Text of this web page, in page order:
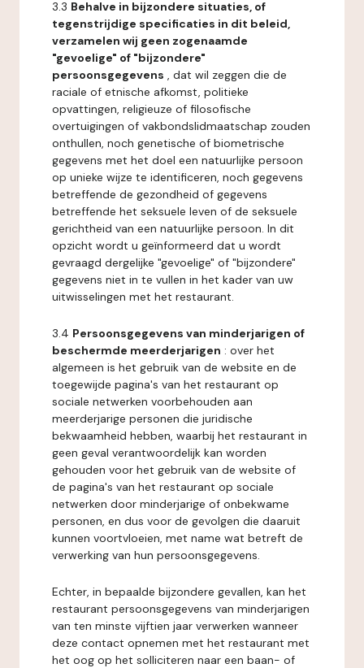
3.3 Behalve in bijzondere situaties, of
tegenstrijdige specificaties in dit beleid,
verzamelen wij geen zogenaamde
"gevoelige" of "bijzondere"
persoonsgegevens , dat wil zeggen die de
raciale of etnische afkomst, politieke
opvattingen, religieuze of filosofische
overtuigingen of vakbondslidmaatschap zouden
onthullen, noch genetische of biometrische
gegevens met het doel een natuurlijke persoon
op unieke wijze te identificeren, noch gegevens
betreffende de gezondheid of gegevens
betreffende het seksuele leven of de seksuele
gerichtheid van een natuurlijke persoon. In dit
opzicht wordt u geïnformeerd dat u wordt
gevraagd dergelijke "gevoelige" of "bijzondere"
gegevens niet in te vullen in het kader van uw
uitwisselingen met het restaurant.
3.4 Persoonsgegevens van minderjarigen of
beschermde meerderjarigen : over het
algemeen is het gebruik van de website en de
toegewijde pagina's van het restaurant op
sociale netwerken voorbehouden aan
meerderjarige personen die juridische
bekwaamheid hebben, waarbij het restaurant in
geen geval verantwoordelijk kan worden
gehouden voor het gebruik van de website of
de pagina's van het restaurant op sociale
netwerken door minderjarige of onbekwame
personen, en dus voor de gevolgen die daaruit
kunnen voortvloeien, met name wat betreft de
verwerking van hun persoonsgegevens.
Echter, in bepaalde bijzondere gevallen, kan het
restaurant persoonsgegevens van minderjarigen
van ten minste vijftien jaar verwerken wanneer
deze contact opnemen met het restaurant met
het oog op het solliciteren naar een baan- of